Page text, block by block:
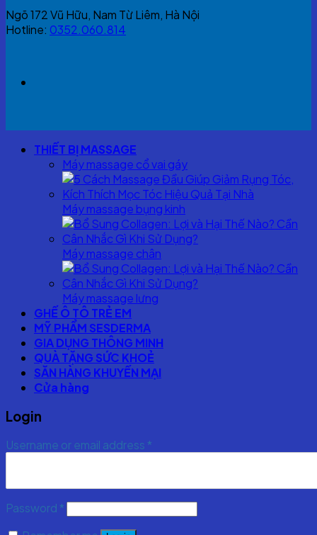
Ngõ 172 Vũ Hữu, Nam Từ Liêm, Hà Nội
Hotline: 0352.060.814
THIẾT BỊ MASSAGE
Máy massage cổ vai gáy
Máy massage bụng kinh
Máy massage chân
Máy massage lưng
GHẾ Ô TÔ TRẺ EM
MỸ PHẨM SESDERMA
GIA DỤNG THÔNG MINH
QUÀ TẶNG SỨC KHOẺ
SĂN HÀNG KHUYẾN MẠI
Cửa hàng
Login
Username or email address *
Password *